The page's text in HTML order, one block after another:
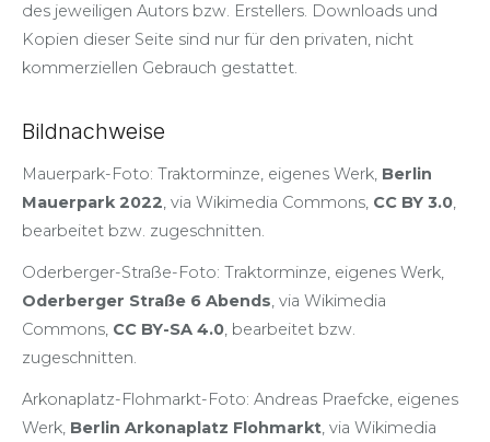
des jeweiligen Autors bzw. Erstellers. Downloads und
Kopien dieser Seite sind nur für den privaten, nicht
kommerziellen Gebrauch gestattet.
Bildnachweise
Mauerpark-Foto: Traktorminze, eigenes Werk, Berlin
Mauerpark 2022, via Wikimedia Commons, CC BY 3.0,
bearbeitet bzw. zugeschnitten.
Oderberger-Straße-Foto: Traktorminze, eigenes Werk,
Oderberger Straße 6 Abends, via Wikimedia
Commons, CC BY-SA 4.0, bearbeitet bzw.
zugeschnitten.
Arkonaplatz-Flohmarkt-Foto: Andreas Praefcke, eigenes
Werk, Berlin Arkonaplatz Flohmarkt, via Wikimedia